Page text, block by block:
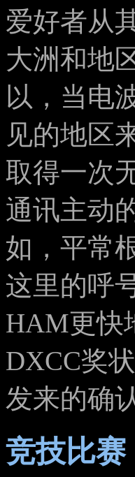
爱好者从
大洲和地
以，当电
见的地区
取得一次
通讯主动
如，平常
这里的呼
HAM更快
DXCC奖
发来的确
竞技比赛